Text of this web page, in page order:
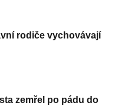
rodiče vychovávají
zemřel po pádu do